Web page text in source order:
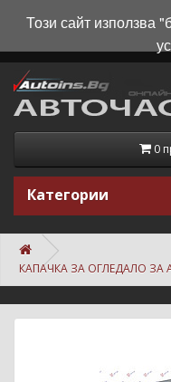
0
Категории
КАПАЧКА ЗА ОГЛЕДАЛО ЗА
Този сайт използва